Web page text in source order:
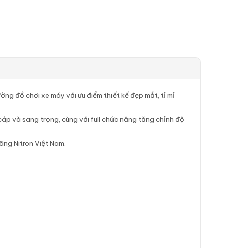
đồ chơi xe máy với ưu điểm thiết kế đẹp mắt, tỉ mỉ
và sang trọng, cùng với full chức năng tăng chỉnh độ
Nitron Việt Nam.